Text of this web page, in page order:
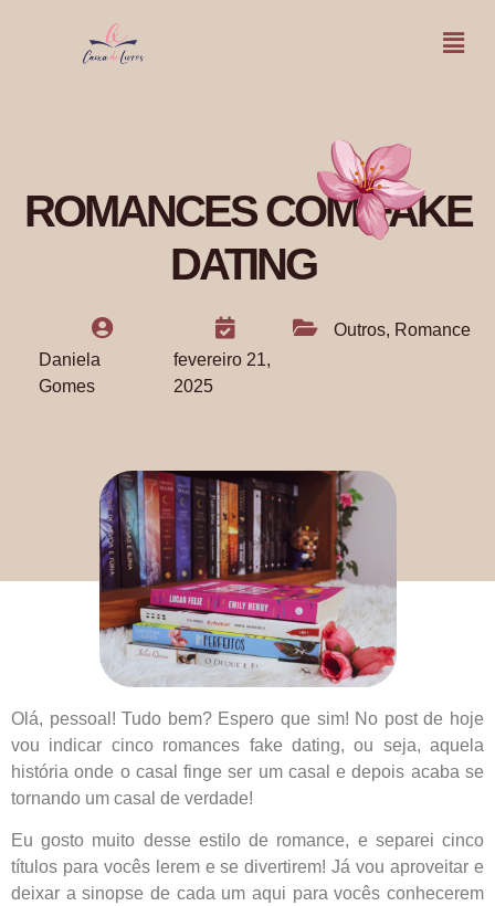
ROMANCES COM FAKE
DATING
Daniela
Gomes
fevereiro 21,
2025
Outros, Romance
Olá, pessoal! Tudo bem? Espero que sim! No post de hoje
vou indicar cinco romances fake dating, ou seja, aquela
história onde o casal finge ser um casal e depois acaba se
tornando um casal de verdade!
Eu gosto muito desse estilo de romance, e separei cinco
títulos para vocês lerem e se divertirem! Já vou aproveitar e
deixar a sinopse de cada um aqui para vocês conhecerem